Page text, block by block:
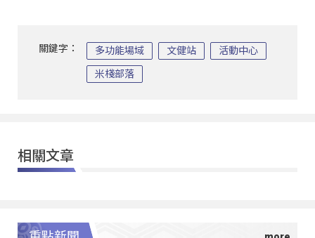
關鍵字： 多功能場域 文健站 活動中心
米棧部落
相關文章